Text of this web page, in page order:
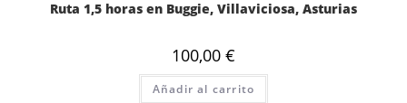
Ruta 1,5 horas en Buggie, Villaviciosa, Asturias
100,00 €
Añadir al carrito